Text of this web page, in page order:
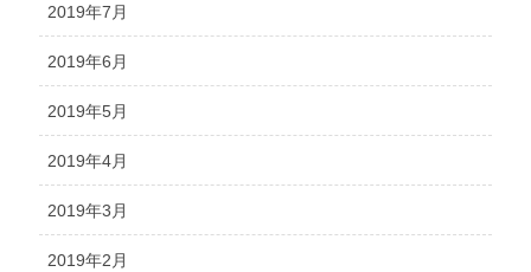
2019年7月
2019年6月
2019年5月
2019年4月
2019年3月
2019年2月